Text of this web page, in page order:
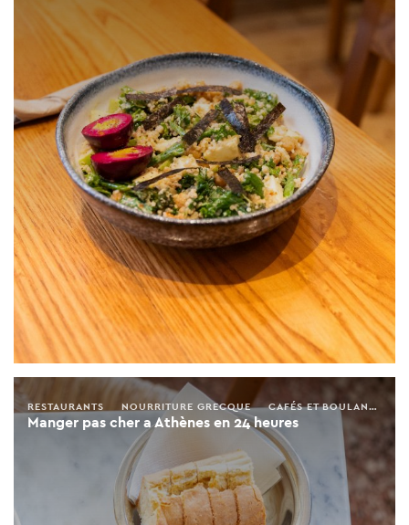
Manger pas cher a Athènes en 24 heures
RESTAURANTS NOURRITURE GRECQUE CAFÉS ET BOULANGERIES